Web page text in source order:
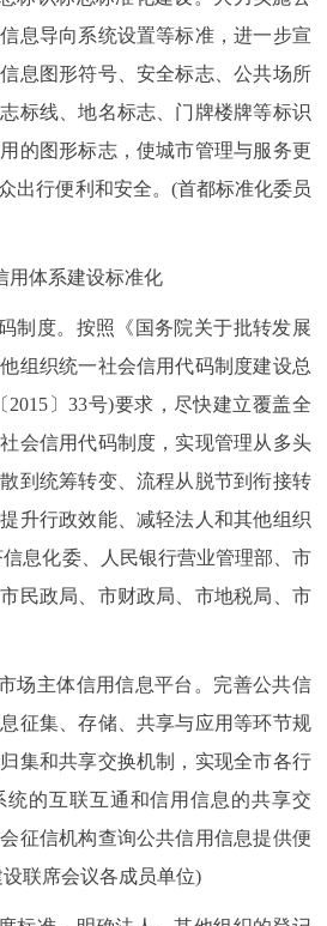
息导向系统设置等标准，进一步宣
息图形符号、安全标志、公共场所
标线、地名标志、门牌楼牌等标识
的图形标志，使城市管理与服务更
出行便利和安全。(首都标准化委员
体系建设标准化
度。按照《国务院关于批转发展
组织统一社会信用代码制度建设总
〕33号)要求，尽快建立覆盖全
会信用代码制度，实现管理从多头
到统筹转变、流程从脱节到衔接转
升行政效能、减轻法人和其他组织
息化委、人民银行营业管理部、市
民政局、市财政局、市地税局、市
主体信用信息平台。完善公共信
征集、存储、共享与应用等环节规
集和共享交换机制，实现全市各行
统的互联互通和信用信息的共享交
征信机构查询公共信用信息提供便
联席会议各成员单位)